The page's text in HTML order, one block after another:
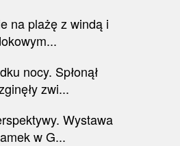
na plażę z windą i
nocy. Spłonął
zwi...
Wystawa
w G...